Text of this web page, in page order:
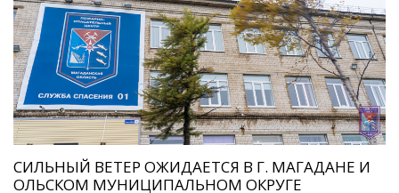
СИЛЬНЫЙ ВЕТЕР ОЖИДАЕТСЯ В Г. МАГАДАНЕ И
ОЛЬСКОМ МУНИЦИПАЛЬНОМ ОКРУГЕ